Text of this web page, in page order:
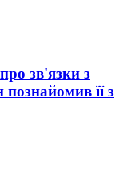
зв'язки з
її з